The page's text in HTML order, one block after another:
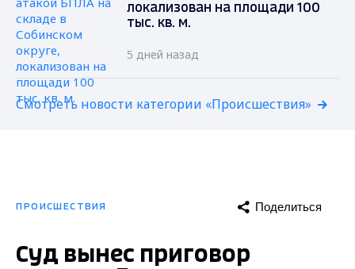
локализован на площади 100
тыс. кв. м.
5 дней назад
Смотреть новости категории «Происшествия»
ПРОИСШЕСТВИЯ Поделиться
Суд вынес приговор